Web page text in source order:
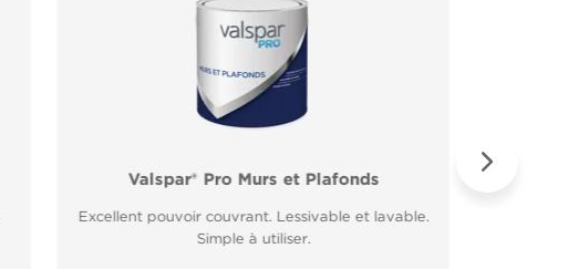
Valspar® Pro Murs et Plafonds
Excellent pouvoir couvrant. Lessivable et lavable.
Simple à utiliser.
Valspar® Pro Peinture Façade
Microporeuse et respirante. Résiste à la pluie 30
minutes après application.